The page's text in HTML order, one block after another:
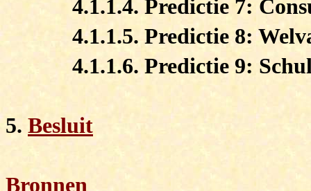
4.1.1.4. Predictie 7:
4.1.1.5. Predictie 8:
4.1.1.6. Predictie 9:
5. Besluit
Bronnen